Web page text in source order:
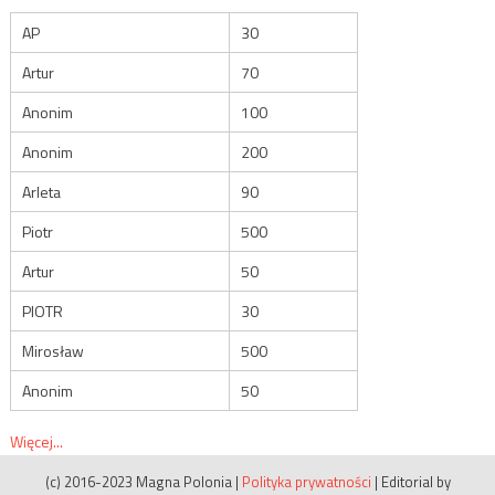
AP
30
Artur
70
Anonim
100
Anonim
200
Arleta
90
Piotr
500
Artur
50
PIOTR
30
Mirosław
500
Anonim
50
Więcej...
(c) 2016-2023 Magna Polonia | Polityka prywatności | Editorial by